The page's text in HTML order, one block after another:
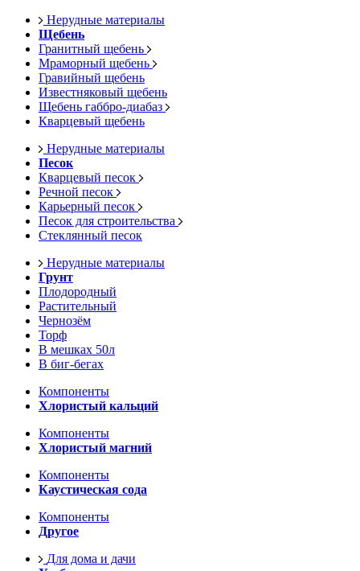
Нерудные материалы
Щебень
Гранитный щебень
Мраморный щебень
Гравийный щебень
Известняковый щебень
Щебень габбро-диабаз
Кварцевый щебень
Нерудные материалы
Песок
Кварцевый песок
Речной песок
Карьерный песок
Песок для строительства
Стеклянный песок
Нерудные материалы
Грунт
Плодородный
Растительный
Чернозём
Торф
В мешках 50л
В биг-бегах
Компоненты
Хлористый кальций
Компоненты
Хлористый магний
Компоненты
Каустическая сода
Компоненты
Другое
Для дома и дачи